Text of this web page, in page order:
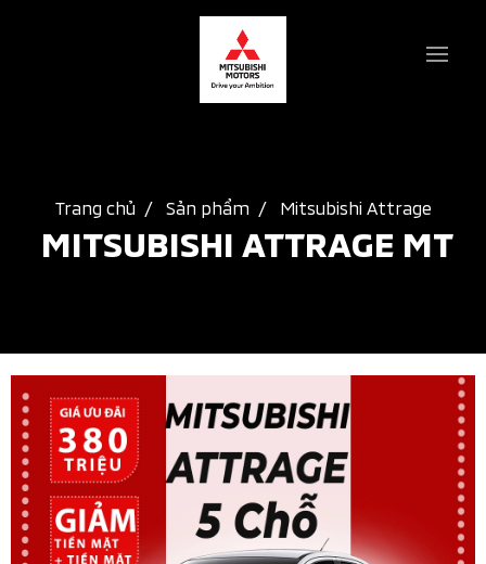
Trang chủ Sản phẩm Mitsubishi Attrage
MITSUBISHI ATTRAGE MT